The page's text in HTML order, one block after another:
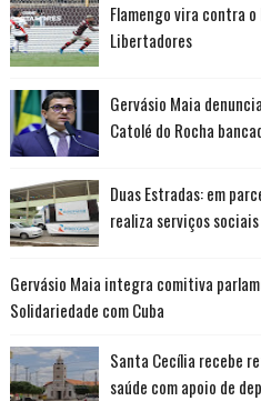
Flamengo vira contra
Libertadores
Gervásio Maia
Catolé do Rocha
Duas Estradas: em
realiza serviços
Gervásio Maia integra comitiva
Solidariedade com Cuba
Santa Cecília recebe
saúde com apoio de